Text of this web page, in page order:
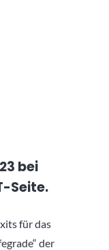
bei
Seite.
für das
der